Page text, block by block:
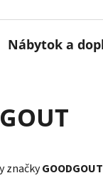
Nábytok a
značkyGOODGOUT